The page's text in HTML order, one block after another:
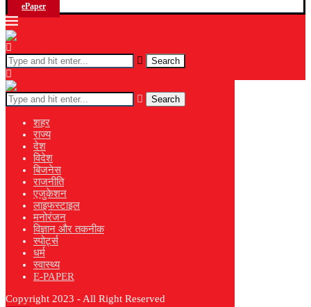
ePaper
Search
Search
शहर
राज्य
देश
विदेश
बिजनेस
राजनीति
एजुकेशन
लाइफस्टाइल
मनोरंजन
विज्ञान और तकनीक
स्पोर्ट्स
धर्म
स्वास्थ्य
E-PAPER
Copyright 2023 - All Right Reserved